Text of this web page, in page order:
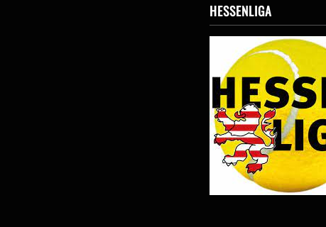
HESSENLIGA